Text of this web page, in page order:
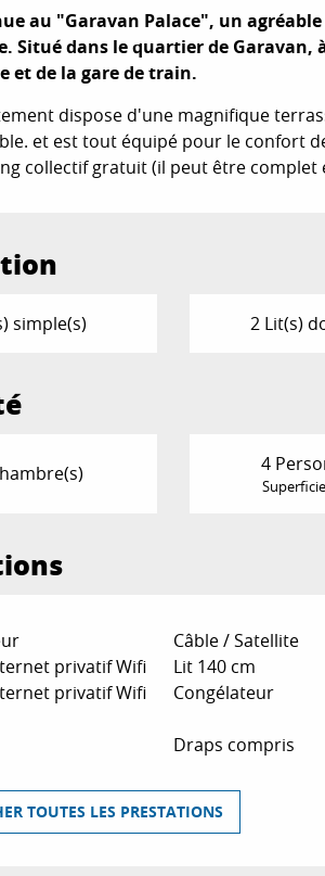
au "Garavan Palace", un
Situé dans le quartier de Garavan,
et de la gare de train.
dispose d'une magnifique
et est tout équipé pour le confort
collectif gratuit (il peut être complet
simple(s) 2 Lit(s)
4
Câble / Satellite
privatif Wifi
Lit 140 cm
privatif Wifi
Congélateur
Draps compris
TOUTES LES PRESTATIONS